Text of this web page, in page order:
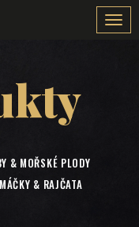
& MOŘSKÉ PLODY
& RAJČATA